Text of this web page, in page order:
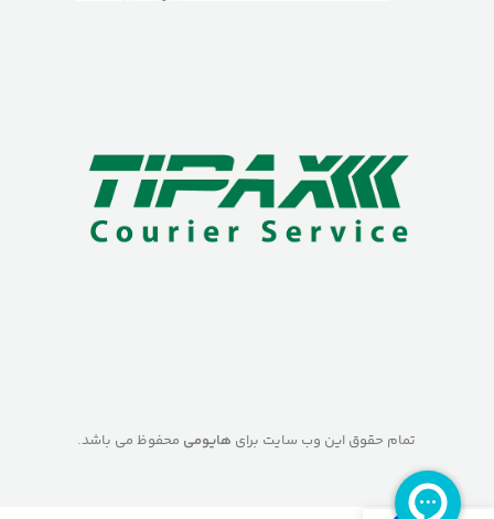
تمام حقوق این وب سایت برای هایومی محفوظ می باشد.